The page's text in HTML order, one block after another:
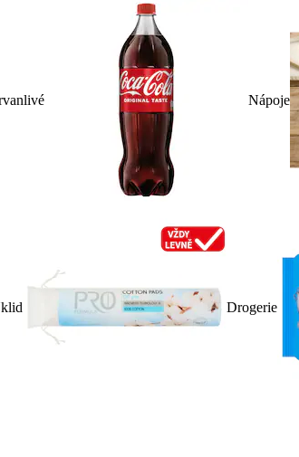
Nápoje
Drogerie